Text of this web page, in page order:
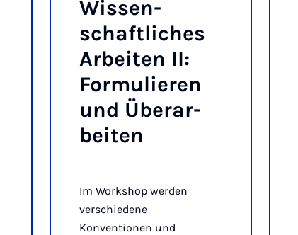
Wis­sen­
schaft­li­ches
Ar­bei­ten II:
For­mu­lie­ren
und Über­a­r­
bei­ten
Im Workshop werden
verschiedene
Konventionen und